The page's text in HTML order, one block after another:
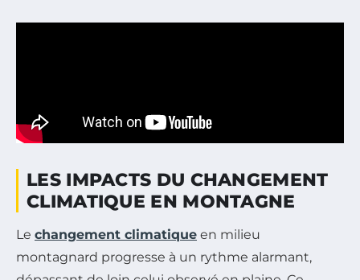
LES IMPACTS DU CHANGEMENT
CLIMATIQUE EN MONTAGNE
Le changement climatique en milieu
montagnard progresse à un rythme alarmant,